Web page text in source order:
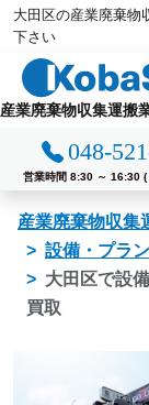
コ
ン
大田区の産業廃棄物
下さい
産業廃棄物収集運搬
048-
営業時間 8:30 ～ 16:30 (
産業廃棄物収集
設備・プラ
大田区で設
買取